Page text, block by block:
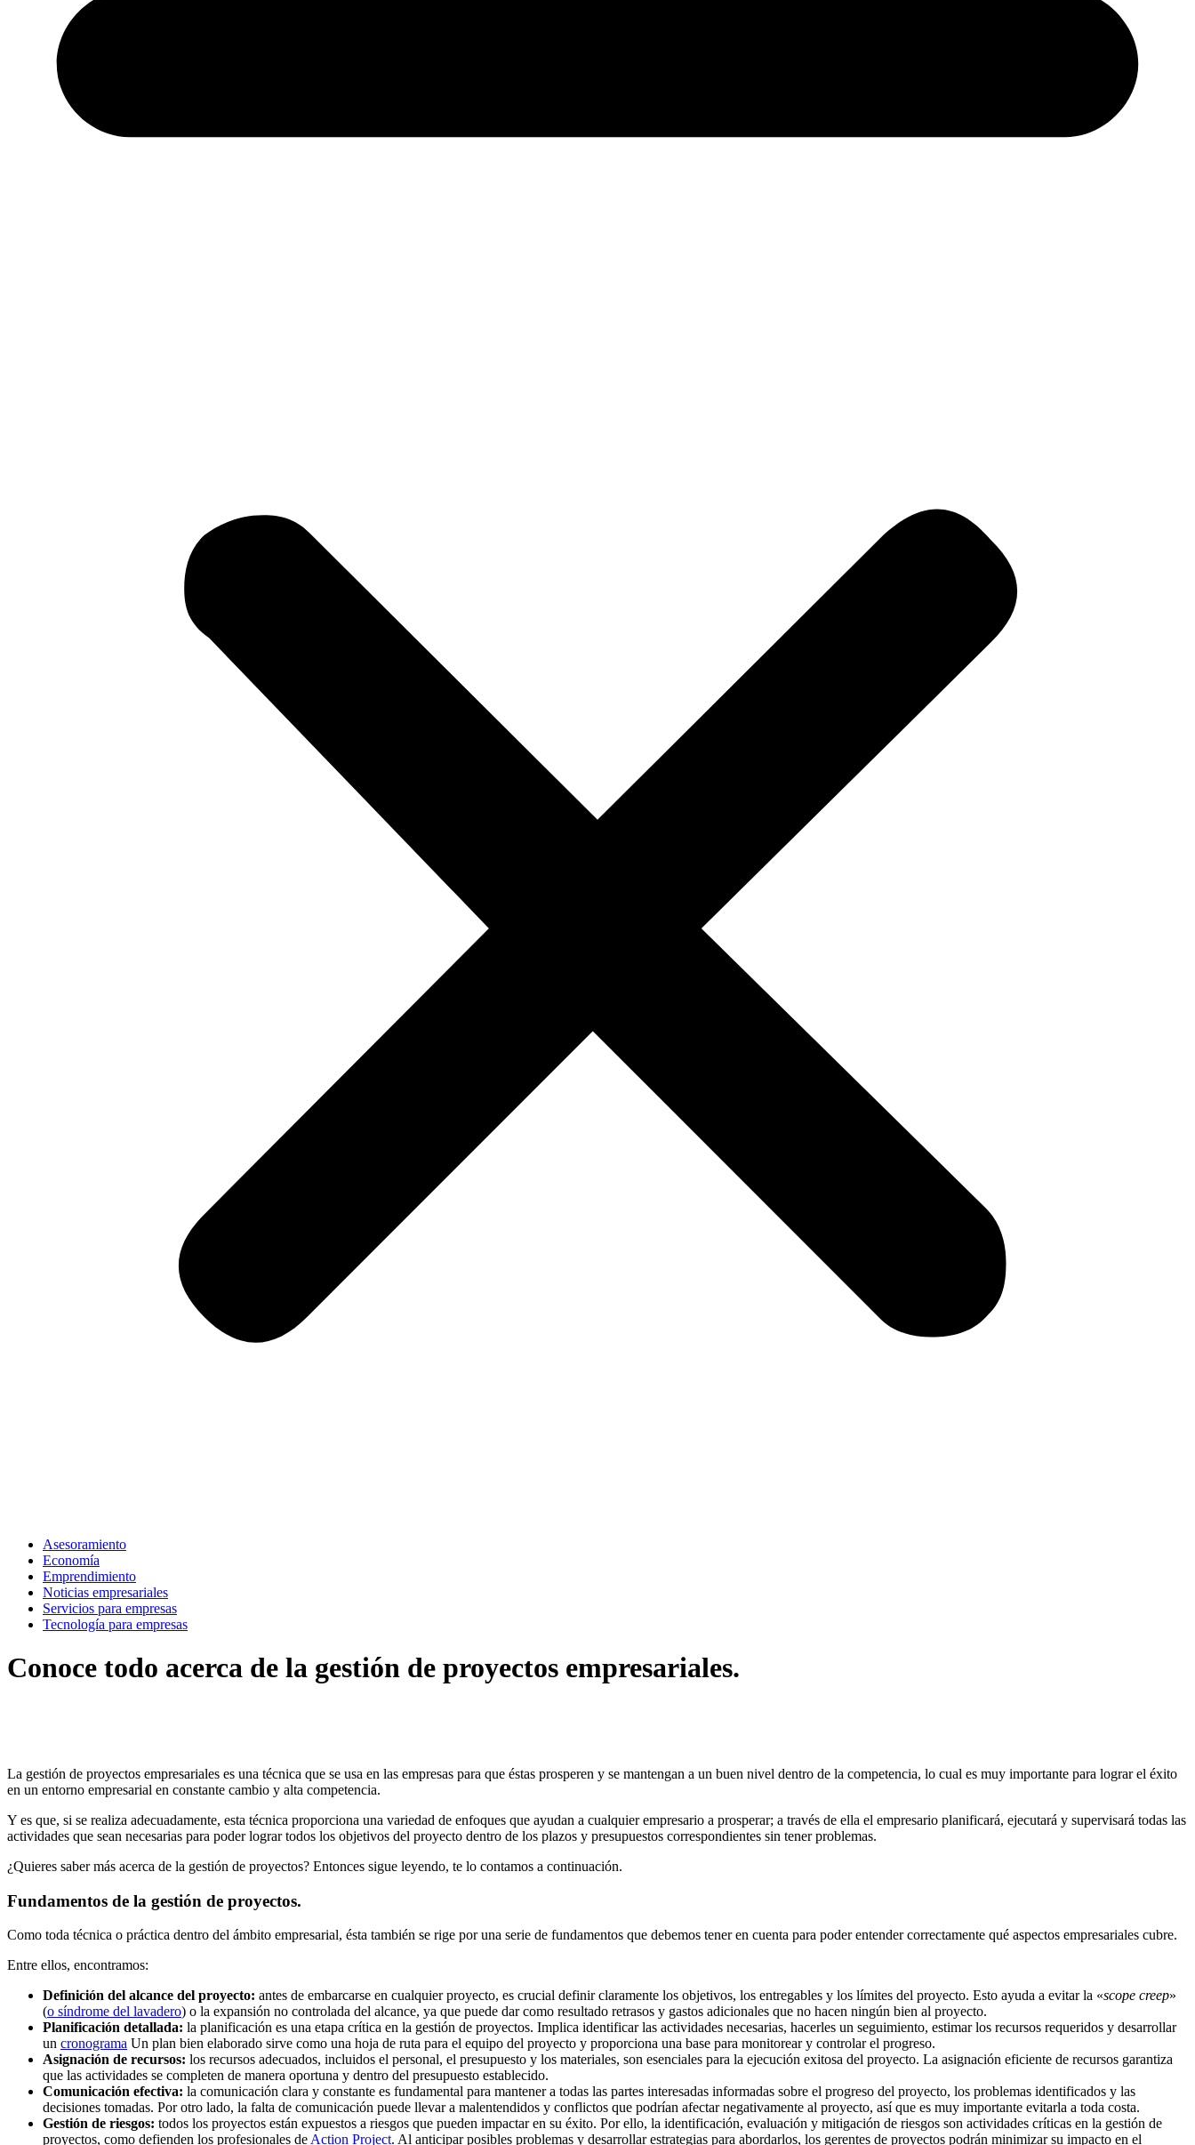
Asesoramiento
Economía
Emprendimiento
Noticias empresariales
Servicios para empresas
Tecnología para empresas
Conoce todo acerca de la gestión de proyectos empresariales.
La gestión de proyectos empresariales es una técnica que se usa en las empresas para que éstas prosperen y se mantengan a un buen nivel dentro de la competencia, lo cual es muy importante para lograr el éxito
en un entorno empresarial en constante cambio y alta competencia.
Y es que, si se realiza adecuadamente, esta técnica proporciona una variedad de enfoques que ayudan a cualquier empresario a prosperar; a través de ella el empresario planificará, ejecutará y supervisará todas las
actividades que sean necesarias para poder lograr todos los objetivos del proyecto dentro de los plazos y presupuestos correspondientes sin tener problemas.
¿Quieres saber más acerca de la gestión de proyectos? Entonces sigue leyendo, te lo contamos a continuación.
Fundamentos de la gestión de proyectos.
Como toda técnica o práctica dentro del ámbito empresarial, ésta también se rige por una serie de fundamentos que debemos tener en cuenta para poder entender correctamente qué aspectos empresariales cubre.
Entre ellos, encontramos:
Definición del alcance del proyecto: antes de embarcarse en cualquier proyecto, es crucial definir claramente los objetivos, los entregables y los límites del proyecto. Esto ayuda a evitar la «scope creep»
(o síndrome del lavadero) o la expansión no controlada del alcance, ya que puede dar como resultado retrasos y gastos adicionales que no hacen ningún bien al proyecto.
Planificación detallada: la planificación es una etapa crítica en la gestión de proyectos. Implica identificar las actividades necesarias, hacerles un seguimiento, estimar los recursos requeridos y desarrollar
un cronograma Un plan bien elaborado sirve como una hoja de ruta para el equipo del proyecto y proporciona una base para monitorear y controlar el progreso.
Asignación de recursos: los recursos adecuados, incluidos el personal, el presupuesto y los materiales, son esenciales para la ejecución exitosa del proyecto. La asignación eficiente de recursos garantiza
que las actividades se completen de manera oportuna y dentro del presupuesto establecido.
Comunicación efectiva: la comunicación clara y constante es fundamental para mantener a todas las partes interesadas informadas sobre el progreso del proyecto, los problemas identificados y las
decisiones tomadas. Por otro lado, la falta de comunicación puede llevar a malentendidos y conflictos que podrían afectar negativamente al proyecto, así que es muy importante evitarla a toda costa.
Gestión de riesgos: todos los proyectos están expuestos a riesgos que pueden impactar en su éxito. Por ello, la identificación, evaluación y mitigación de riesgos son actividades críticas en la gestión de
proyectos, como defienden los profesionales de Action Project. Al anticipar posibles problemas y desarrollar estrategias para abordarlos, los gerentes de proyectos podrán minimizar su impacto en el